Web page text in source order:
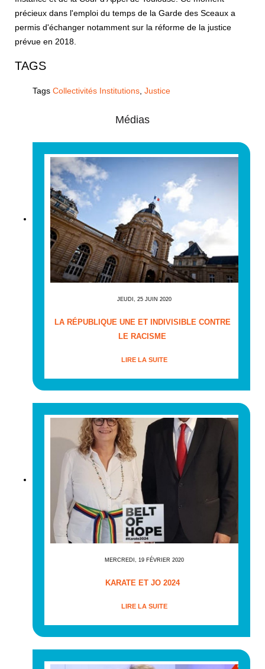
précieux dans l'emploi du temps de la Garde des Sceaux a
permis d'échanger notamment sur la réforme de la justice
prévue en 2018.
TAGS
Tags Collectivités Institutions Justice
Médias
JEUDI, 25 JUIN 2020
LA RÉPUBLIQUE UNE ET INDIVISIBLE CONTRE
LE RACISME
LIRE LA SUITE
MERCREDI, 19 FÉVRIER 2020
KARATE ET JO 2024
LIRE LA SUITE